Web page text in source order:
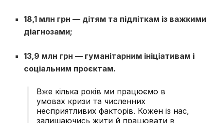
18,1 млн грн — дітям та підліткам із важкими
діагнозами;
13,9 млн грн — гуманітарним ініціативам і
соціальним проєктам.
Вже кілька років ми працюємо в
умовах кризи та численних
несприятливих факторів. Кожен із нас,
залишаючись жити й працювати в